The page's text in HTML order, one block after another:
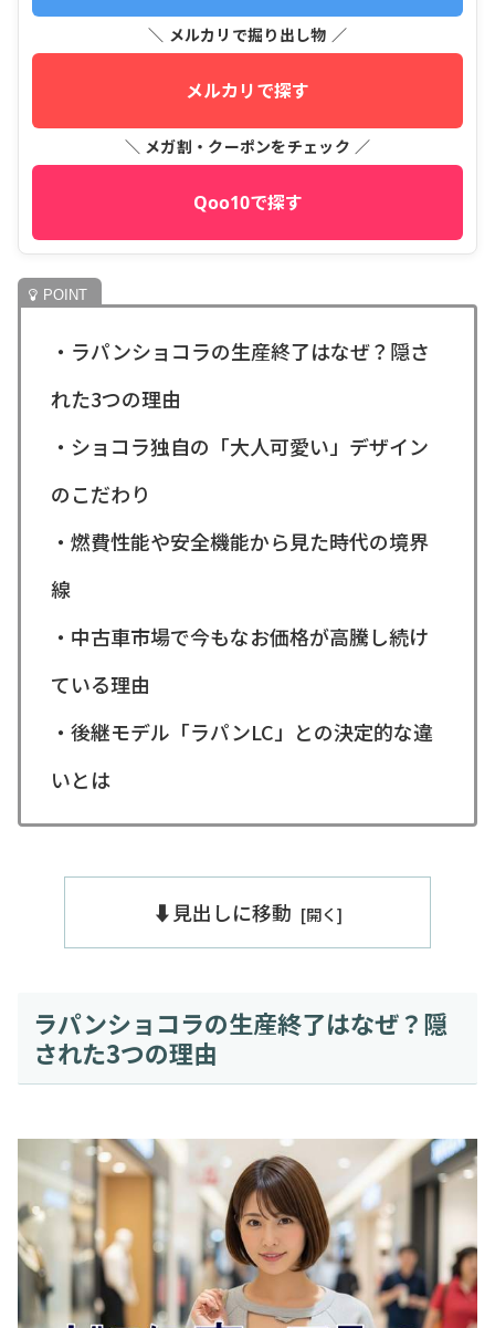
＼ メルカリで掘り出し物 ／
メルカリで探す
＼ メガ割・クーポンをチェック ／
Qoo10で探す
・ラパンショコラの生産終了はなぜ？隠さ
れた3つの理由
・ショコラ独自の「大人可愛い」デザイン
のこだわり
・燃費性能や安全機能から見た時代の境界
線
・中古車市場で今もなお価格が高騰し続け
ている理由
・後継モデル「ラパンLC」との決定的な違
いとは
⬇️見出しに移動
ラパンショコラの生産終了はなぜ？隠
された3つの理由